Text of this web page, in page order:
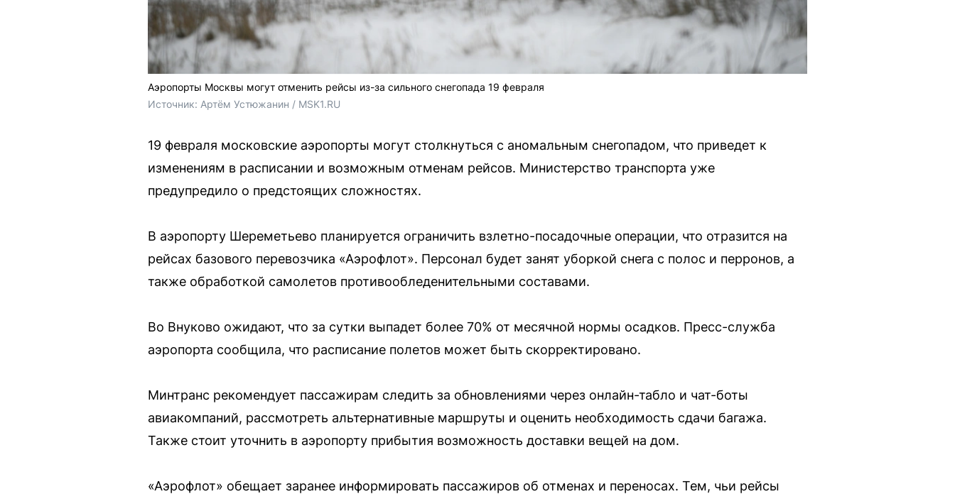
Аэропорты Москвы могут отменить рейсы из-за сильного снегопада 19 февраля
Источник: Артём Устюжанин / MSK1.RU
19 февраля московские аэропорты могут столкнуться с аномальным снегопадом, что приведет к
изменениям в расписании и возможным отменам рейсов. Министерство транспорта уже
предупредило о предстоящих сложностях.
В аэропорту Шереметьево планируется ограничить взлетно-посадочные операции, что отразится на
рейсах базового перевозчика «Аэрофлот». Персонал будет занят уборкой снега с полос и перронов, а
также обработкой самолетов противообледенительными составами.
Во Внуково ожидают, что за сутки выпадет более 70% от месячной нормы осадков. Пресс-служба
аэропорта сообщила, что расписание полетов может быть скорректировано.
Минтранс рекомендует пассажирам следить за обновлениями через онлайн-табло и чат-боты
авиакомпаний, рассмотреть альтернативные маршруты и оценить необходимость сдачи багажа.
Также стоит уточнить в аэропорту прибытия возможность доставки вещей на дом.
«Аэрофлот» обещает заранее информировать пассажиров об отменах и переносах. Тем, чьи рейсы